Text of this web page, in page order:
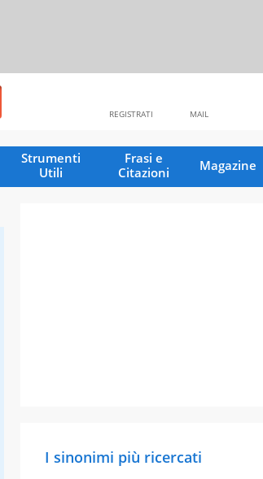
MAIL
REGISTRATI
Strumenti
Utili
Frasi e
Citazioni
Magazine
I sinonimi più ricercati